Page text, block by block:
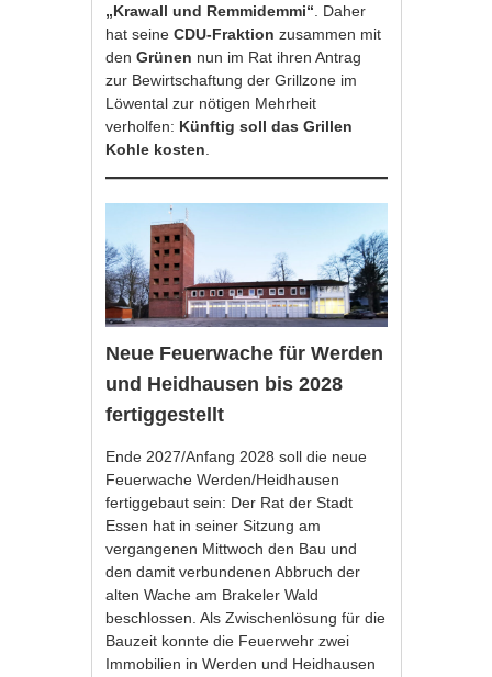
„Krawall und Remmidemmi“ . Daher
hat seineCDU-Fraktion zusammen mit
denGrünen nun im Rat ihren Antrag
zur Bewirtschaftung der Grillzone im
Löwental zur nötigen Mehrheit
verholfen: Künftig soll das Grillen
Kohle kosten
Neue Feuerwache für Werden
und Heidhausen bis 2028
fertiggestellt
Ende 2027/Anfang 2028 soll die neue
Feuerwache Werden/Heidhausen
fertiggebaut sein: Der Rat der Stadt
Essen hat in seiner Sitzung am
vergangenen Mittwoch den Bau und
den damit verbundenen Abbruch der
alten Wache am Brakeler Wald
beschlossen. Als Zwischenlösung für die
Bauzeit konnte die Feuerwehr zwei
Immobilien in Werden und Heidhausen